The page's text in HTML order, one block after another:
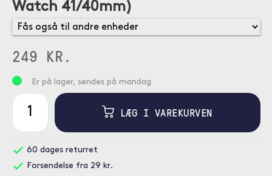
Watch 41/40mm)
249 KR.
Er på lager, sendes på mandag
LÆG I VAREKURVEN
60 dages returret
Forsendelse fra 29 kr.